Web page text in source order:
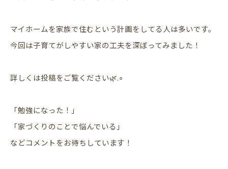
マイホームを家族で住むという計画をしてる人は多いです。
今回は子育てがしやすい家の工夫を深ぼってみました！
詳しくは投稿をご覧ください🌿.∘
「勉強になった！」
「家づくりのことで悩んでいる」
などコメントをお待ちしています！